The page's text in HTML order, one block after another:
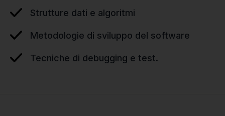
Strutture dati e algoritmi
Metodologie di sviluppo del software
Tecniche di debugging e test.